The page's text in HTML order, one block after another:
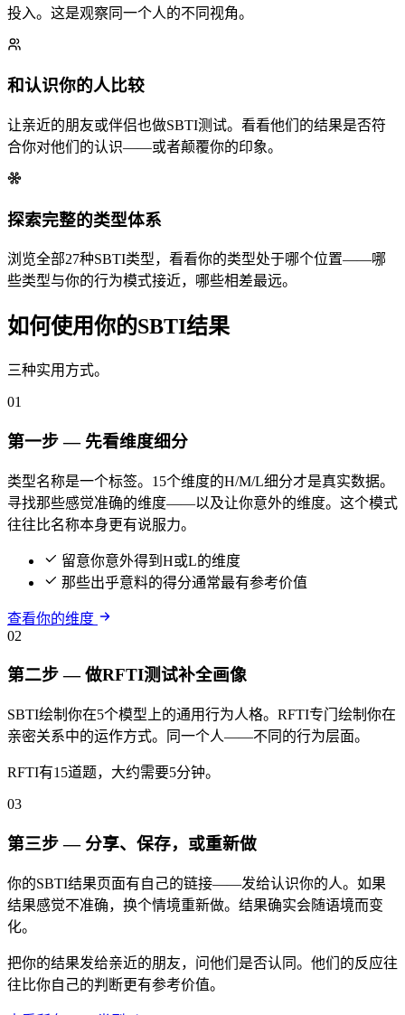
投入。这是观察同一个人的不同视角。
和认识你的人比较
让亲近的朋友或伴侣也做SBTI测试。看看他们的结果是否符
合你对他们的认识——或者颠覆你的印象。
探索完整的类型体系
浏览全部27种SBTI类型，看看你的类型处于哪个位置——哪
些类型与你的行为模式接近，哪些相差最远。
如何使用你的SBTI结果
三种实用方式。
01
第一步 — 先看维度细分
类型名称是一个标签。15个维度的H/M/L细分才是真实数据。
寻找那些感觉准确的维度——以及让你意外的维度。这个模式
往往比名称本身更有说服力。
留意你意外得到H或L的维度
那些出乎意料的得分通常最有参考价值
查看你的维度
02
第二步 — 做RFTI测试补全画像
SBTI绘制你在5个模型上的通用行为人格。RFTI专门绘制你在
亲密关系中的运作方式。同一个人——不同的行为层面。
RFTI有15道题，大约需要5分钟。
03
第三步 — 分享、保存，或重新做
你的SBTI结果页面有自己的链接——发给认识你的人。如果
结果感觉不准确，换个情境重新做。结果确实会随语境而变
化。
把你的结果发给亲近的朋友，问他们是否认同。他们的反应往
往比你自己的判断更有参考价值。